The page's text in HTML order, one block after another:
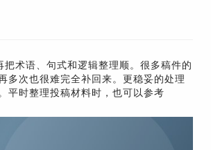
术语、句式和逻辑整理顺。很多稿件的
多次也很难完全补回来。更稳妥的处理
平时整理投稿材料时，也可以参考